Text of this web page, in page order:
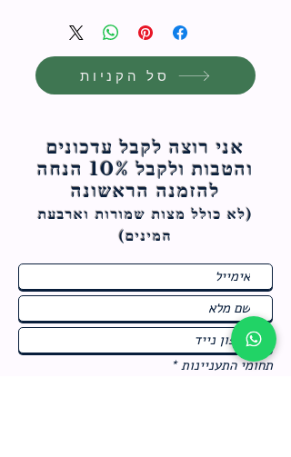
סל הקניות
אני רוצה לקבל עדכונים
והטבות ולקבל 10% הנחה
להזמנה הראשונה
(לא כולל מצות שמורות וארבעת
המינים)
תחומי התעניינות *